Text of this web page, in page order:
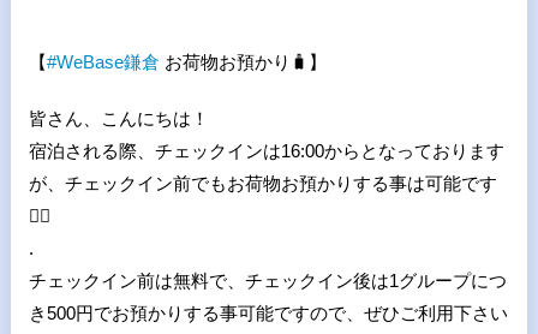
【#WeBase鎌倉 お荷物お預かり 🧳 】
皆さん、こんにちは！
宿泊される際、チェックインは16:00からとなっております
が、チェックイン前でもお荷物お預かりする事は可能です
🙆
.
チェックイン前は無料で、チェックイン後は1グループにつ
き500円でお預かりする事可能ですので、ぜひご利用下さい